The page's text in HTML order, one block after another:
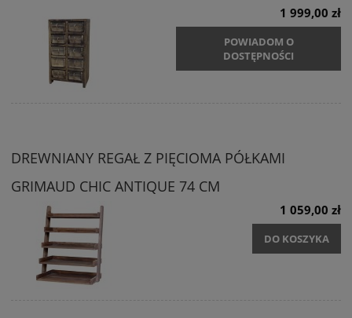
1 999,00 zł
POWIADOM O
DOSTĘPNOŚCI
DREWNIANY REGAŁ Z PIĘCIOMA PÓŁKAMI
GRIMAUD CHIC ANTIQUE 74 CM
1 059,00 zł
DO KOSZYKA